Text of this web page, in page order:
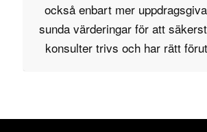
också enbart mer
sunda värderingar för att
konsulter trivs och har rätt